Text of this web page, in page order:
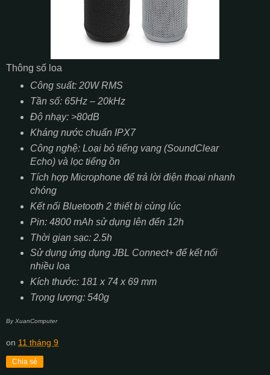
Thông số loa
Công suất: 20W RMS
Tần số: 65Hz – 20kHz
Độ nhạy: >80dB
Kháng nước chuẩn IPX7
Công nghệ: Loại bỏ tiếng vang (SoundClear
Echo) và lọc tiếng ồn
Tích hợp Microphone để trả lời điện thoại nhanh
chóng
Kết nối Bluetooth 2 thiết bị cùng lúc
Pin: 4800 mAh sử dụng lên đến 12h
Thời gian sạc: 2.5h
Sử dụng ứng dụng JBL Connect+ để kết nối
nhiều loa
Kích thước: 181 x 74 x 69 mm
Trọng lượng: 540g
By XuanComputer
on 11 tháng 9
Chia sẻ